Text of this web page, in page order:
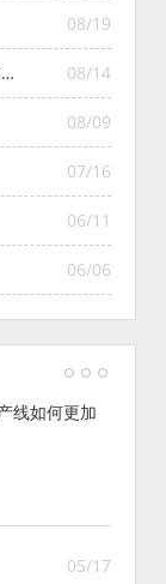
08/19
08/14
08/09
07/16
06/11
06/06
线如何更加
05/17